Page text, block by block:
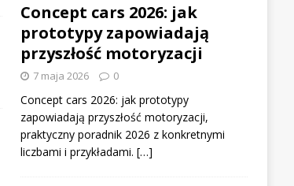
Concept cars 2026: jak
prototypy zapowiadają
przyszłość motoryzacji
7 maja 2026 0
Concept cars 2026: jak prototypy
zapowiadają przyszłość motoryzacji,
praktyczny poradnik 2026 z konkretnymi
liczbami i przykładami. […]